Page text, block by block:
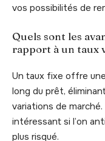
vos possibilités de
Quels sont les
rapport à un taux
Un taux fixe offre
long du prêt,
variations de
intéressant si l’on
plus risqué.